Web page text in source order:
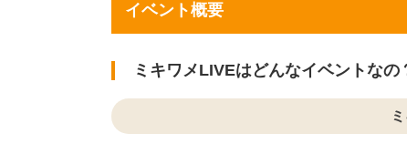
イベント概要
ミキワメLIVEはどんなイベントなの